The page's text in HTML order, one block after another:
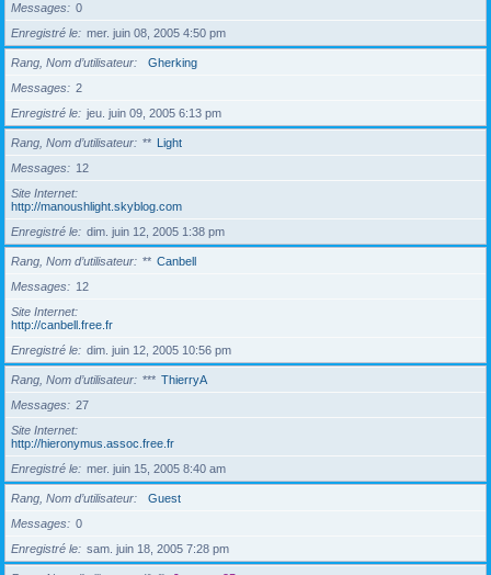
Messages
0
Enregistré le
mer. juin 08, 2005 4:50 pm
Rang, Nom d’utilisateur
Gherking
Messages
2
Enregistré le
jeu. juin 09, 2005 6:13 pm
Rang, Nom d’utilisateur ** Light
Messages
12
Site Internet
http://manoushlight.skyblog.com
Enregistré le
dim. juin 12, 2005 1:38 pm
Rang, Nom d’utilisateur ** Canbell
Messages
12
Site Internet
http://canbell.free.fr
Enregistré le
dim. juin 12, 2005 10:56 pm
Rang, Nom d’utilisateur *** ThierryA
Messages
27
Site Internet
http://hieronymus.assoc.free.fr
Enregistré le
mer. juin 15, 2005 8:40 am
Rang, Nom d’utilisateur
Guest
Messages
0
Enregistré le
sam. juin 18, 2005 7:28 pm